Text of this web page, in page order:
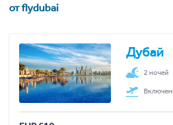
от flydubai
Дубай
2 ночей